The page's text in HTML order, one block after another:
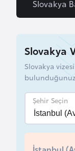
Slovakya
Slovakya
Slovakya
Şehir Seçin
a
n
g
a
d
e